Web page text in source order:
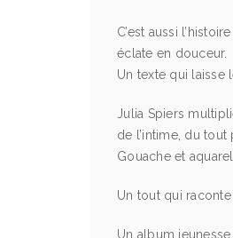
C’est aussi
éclate en douceur.
Un texte qui laisse
Julia Spiers
de l’intime, du tout
Gouache et
Un tout qui raconte
Un album